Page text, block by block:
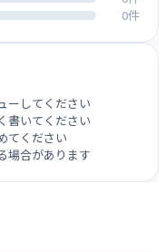
0件
ーしてください
書いてください
てください
場合があります